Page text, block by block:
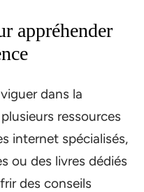
appréhender
dans la
ressources
internet spécialisés,
ou des livres dédiés
des conseils